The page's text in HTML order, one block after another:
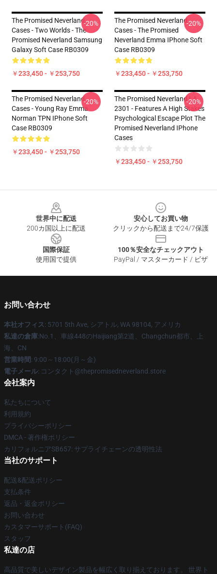
The Promised Neverland
Cases - Two Worlds - The
Promised Neverland Samsung
Galaxy Soft Case RB0309
￥233,450 - ￥253,750
-20%
The Promised Neverland
Cases - The Promised
Neverland Emma IPhone Soft
Case RB0309
￥233,450 - ￥253,750
-20%
The Promised Neverland
Cases - Young Ray Emma
Norman TPN IPhone Soft
Case RB0309
￥233,450 - ￥253,750
-20%
The Promised Neverland LA
2301 - Features A High Stakes
Psychological Escape Plot The
Promised Neverland IPhone
Cases
￥233,450 - ￥253,750
-20%
世界中に配送
200カ国以上に配送
安心してお買い物
クリックから配送まで24/7保護
国際保証
使用国で提供
100％安全なチェックアウト
PayPal / マスターカード / ビザ
お問い合わせ
本社オフィス: 5701 5th Ave, シアトル, WA 98104, アメリカ
私達の倉庫:No.1、車線448のHaijiang第2道、Changchun都市、上
海、CN
営業時間: 9:00～18:00(月～金)
電子メール: コンタクト@thepromisedneverland.store
会社案内
私たちについて
利用規約
プライバシーポリシー
DMCA - 著作権ポリシー
カリフォルニアSB657: サプライチェーンの透明性法
当社のサポート
配送&配送ポリシー
支払条件
返品・返金ポリシー
お問い合わせ
カスタマーサポート(FAQ)
スタッフ
私達の店
高品質で美しいデザイン製品を幅広く取り揃えております。 世界ト